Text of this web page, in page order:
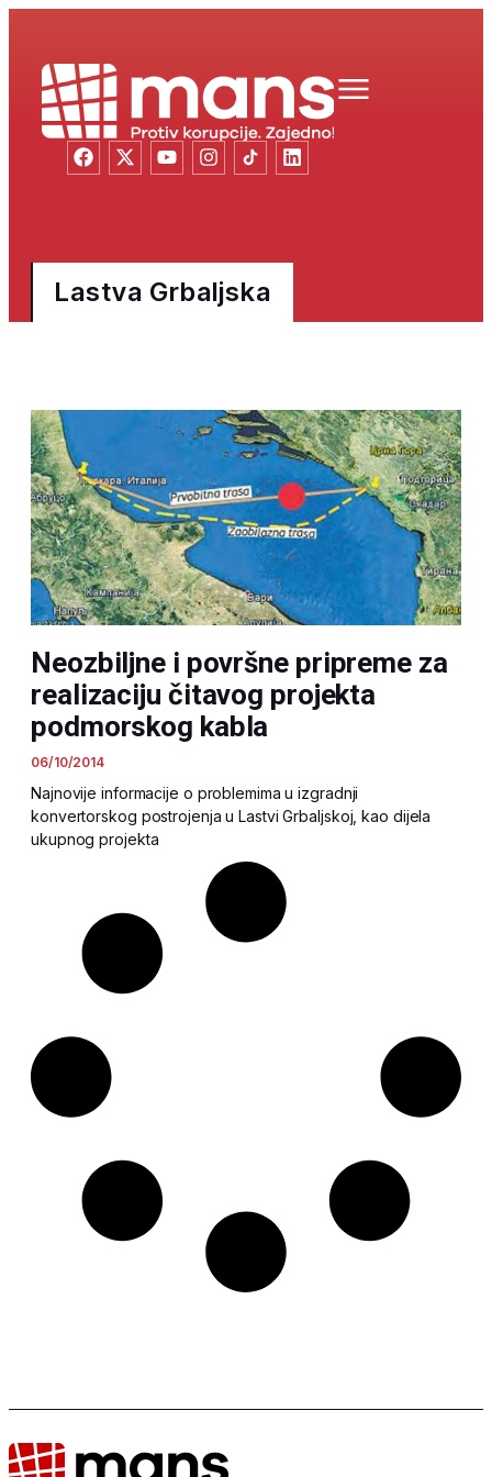
Lastva Grbaljska
Neozbiljne i površne pripreme za
realizaciju čitavog projekta
podmorskog kabla
06/10/2014
Najnovije informacije o problemima u izgradnji
konvertorskog postrojenja u Lastvi Grbaljskoj, kao dijela
ukupnog projekta